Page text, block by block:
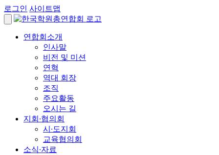
로그인 사이트맵
연합회소개
인사말
비전 및 미션
연혁
역대 회장
조직
주요활동
오시는 길
지회∙협의회
시∙도지회
교육협의회
소식∙자료